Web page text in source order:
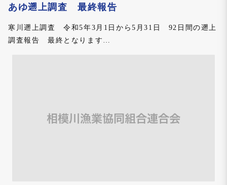
あゆ遡上調査 最終報告
寒川遡上調査 令和5年3月1日から5月31日 92日間の遡上
調査報告 最終となります…